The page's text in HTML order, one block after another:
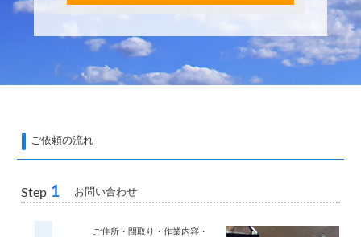
ご依頼の流れ
Step 1 お問い合わせ
ご住所・間取り・作業内容・